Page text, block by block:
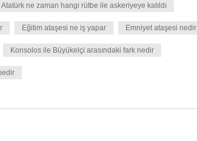
Atatürk ne zaman hangi rütbe ile askeriyeye katıldı
Eğitim ataşesi ne iş yapar Emniyet ataşesi nedir
Konsolos ile Büyükelçi arasındaki fark nedir